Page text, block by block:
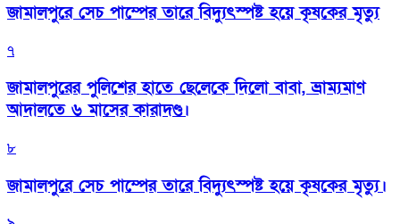
জামালপুরে সেচ পাম্পের তারে বিদ্যুৎস্পষ্ট হয়ে কৃষকের মৃত্যু
৭
জামালপুরের পুলিশের হাতে ছেলেকে দিলো বাবা, ভ্রাম্যমাণ
আদালতে ৬ মাসের কারাদণ্ড।
৮
জামালপুরে সেচ পাম্পের তারে বিদ্যুৎস্পষ্ট হয়ে কৃষকের মৃত্যু।